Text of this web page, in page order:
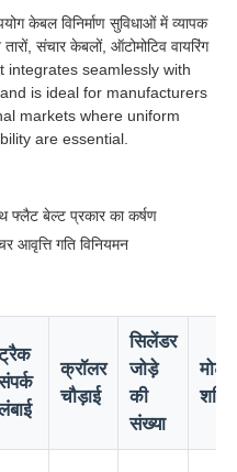
केबल विनिर्माण सुविधाओं में व्यापक
संचार केबलों, ऑटोमोटिव वायरिंग
integrates seamlessly with
is ideal for manufacturers
markets where uniform
are essential.
फ्लैट बेल्ट प्रकार का कर्षण
आवृत्ति गति विनियमन
क्रॉलर
चौड़ाई
सिलेंडर
जोड़े
की
संख्या
मोटर
शक्ति